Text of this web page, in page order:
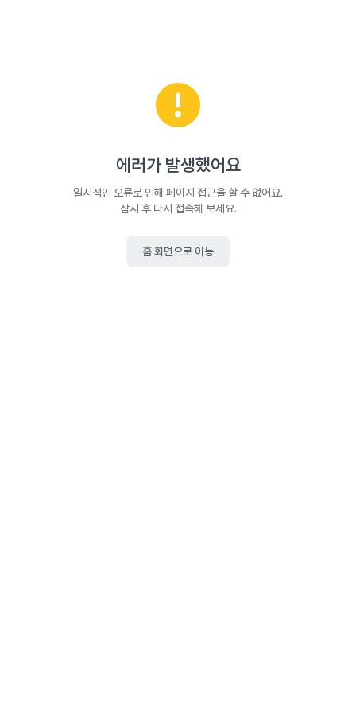
에러가 발생했어요
일시적인 오류로 인해 페이지 접근을 할 수 없어요.
잠시 후 다시 접속해 보세요.
홈 화면으로 이동